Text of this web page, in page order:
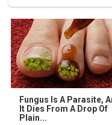
Fungus Is A Parasite,
It Dies From A Drop Of
Plain...